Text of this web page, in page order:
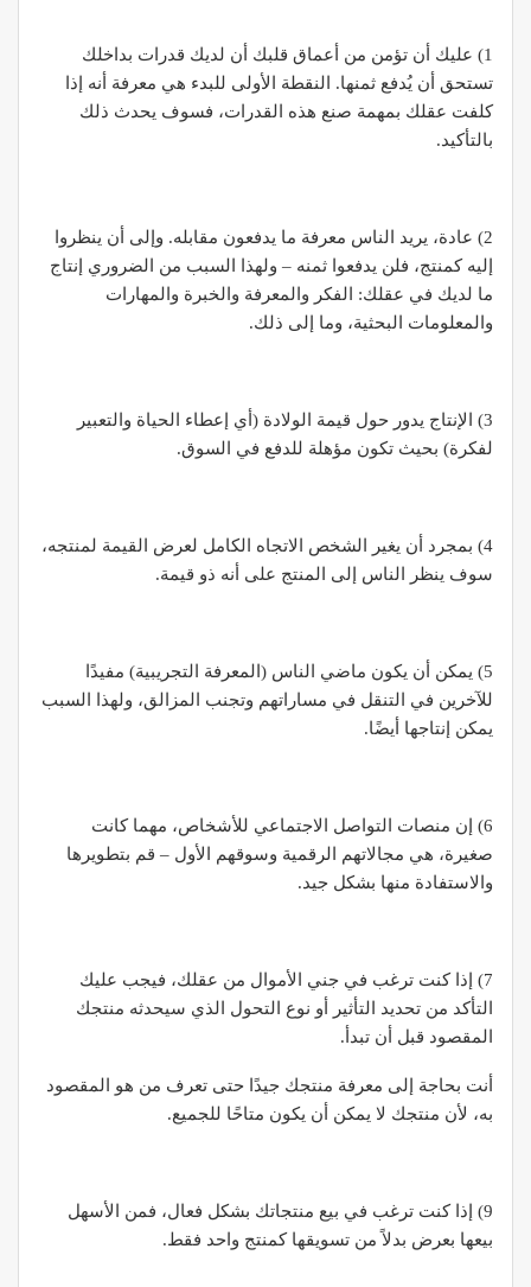
1) عليك أن تؤمن من أعماق قلبك أن لديك قدرات بداخلك
تستحق أن يُدفع ثمنها. النقطة الأولى للبدء هي معرفة أنه إذا
كلفت عقلك بمهمة صنع هذه القدرات، فسوف يحدث ذلك
بالتأكيد.
2) عادة، يريد الناس معرفة ما يدفعون مقابله. وإلى أن ينظروا
إليه كمنتج، فلن يدفعوا ثمنه – ولهذا السبب من الضروري إنتاج
ما لديك في عقلك: الفكر والمعرفة والخبرة والمهارات
والمعلومات البحثية، وما إلى ذلك.
3) الإنتاج يدور حول قيمة الولادة (أي إعطاء الحياة والتعبير
لفكرة) بحيث تكون مؤهلة للدفع في السوق.
4) بمجرد أن يغير الشخص الاتجاه الكامل لعرض القيمة لمنتجه،
سوف ينظر الناس إلى المنتج على أنه ذو قيمة.
5) يمكن أن يكون ماضي الناس (المعرفة التجريبية) مفيدًا
للآخرين في التنقل في مساراتهم وتجنب المزالق، ولهذا السبب
يمكن إنتاجها أيضًا.
6) إن منصات التواصل الاجتماعي للأشخاص، مهما كانت
صغيرة، هي مجالاتهم الرقمية وسوقهم الأول – قم بتطويرها
والاستفادة منها بشكل جيد.
7) إذا كنت ترغب في جني الأموال من عقلك، فيجب عليك
التأكد من تحديد التأثير أو نوع التحول الذي سيحدثه منتجك
المقصود قبل أن تبدأ.
أنت بحاجة إلى معرفة منتجك جيدًا حتى تعرف من هو المقصود
به، لأن منتجك لا يمكن أن يكون متاحًا للجميع.
9) إذا كنت ترغب في بيع منتجاتك بشكل فعال، فمن الأسهل
بيعها بعرض بدلاً من تسويقها كمنتج واحد فقط.